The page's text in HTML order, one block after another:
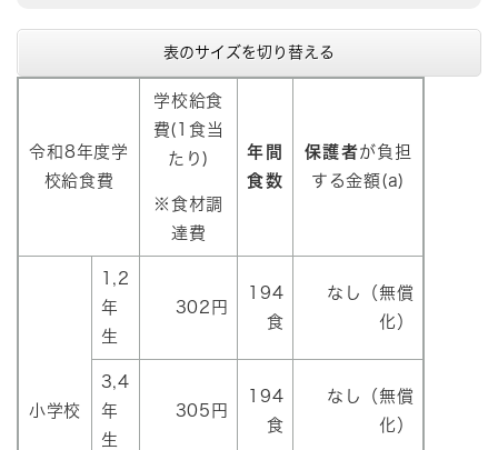
表のサイズを切り替える
令和8年度学
校給食費
学校給食
費(1食当
たり)
※食材調
達費
年間
食数
保護者が負担
する金額(a)
小学校
1,2
年
生
302円
194
食
なし（無償
化）
3,4
年
生
305円
194
食
なし（無償
化）